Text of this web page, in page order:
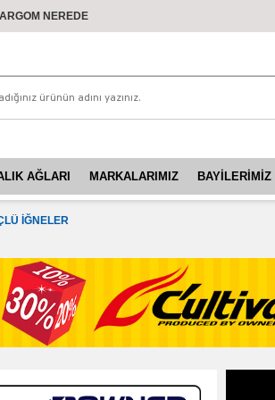
NEREDE
AĞLARI MARKALARIMIZ BAYILERIMIZ
İĞNELER